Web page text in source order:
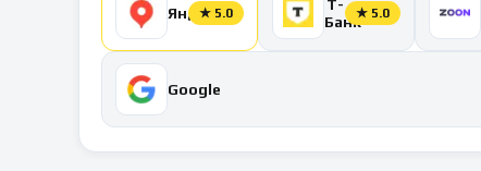
Яндекс
★ 5.0
Т-
Банк★ 5.0
Google